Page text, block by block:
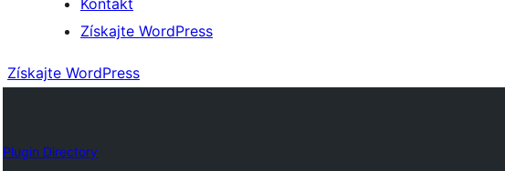
Kontakt
Získajte WordPress
Získajte WordPress
Plugin Directory